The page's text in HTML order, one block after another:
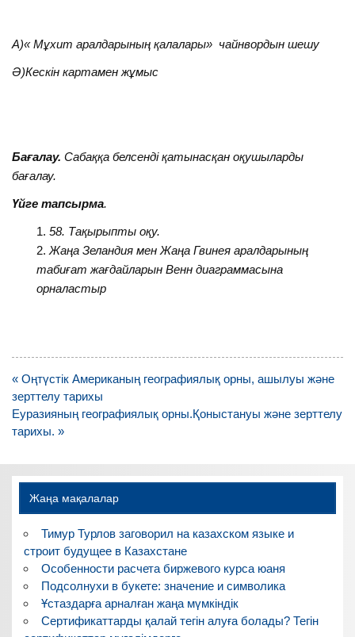
А)« Мұхит аралдарының қалалары» чайнвордын шешу
Ә)Кескін картамен жұмыс
Бағалау. Сабаққа белсенді қатынасқан оқушыларды
бағалау.
Үйге тапсырма.
58. Тақырыпты оқу.
Жаңа Зеландия мен Жаңа Гвинея аралдарының
табиғат жағдайларын Венн диаграммасына
орналастыр
Навигация
по
записям
« Оңтүстік Американың географиялық орны, ашылуы және
зерттелу тарихы
Еуразияның географиялық орны.Қоныстануы және зерттелу
тарихы. »
Жаңа мақалалар
Тимур Турлов заговорил на казахском языке и
строит будущее в Казахстане
Особенности расчета биржевого курса юаня
Подсолнухи в букете: значение и символика
Ұстаздарға арналған жаңа мүмкіндік
Сертификаттарды қалай тегін алуға болады? Тегін